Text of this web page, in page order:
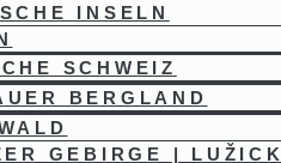
INSELN
SCHWEIZ
BERGLAND
GEBIRGE |